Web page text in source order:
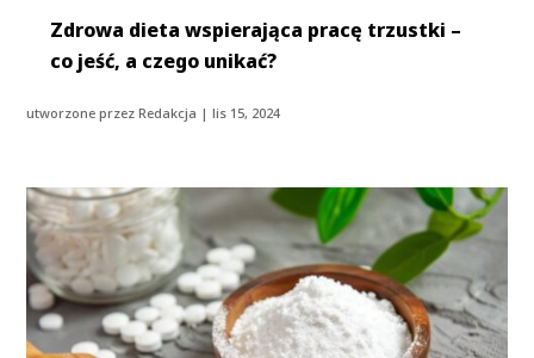
Zdrowa dieta wspierająca pracę trzustki –
co jeść, a czego unikać?
utworzone przezRedakcja |lis 15, 2024